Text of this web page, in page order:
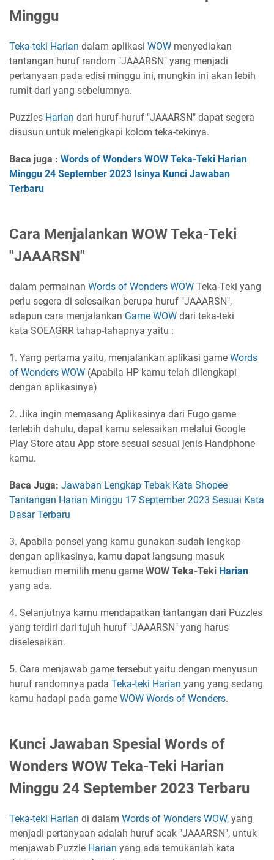
Minggu
Teka-teki Harian dalam aplikasi WOW menyediakan
tantangan huruf random "JAAARSN" yang menjadi
pertanyaan pada edisi minggu ini, mungkin ini akan lebih
rumit dari yang sebelumnya.
Puzzles Harian dari huruf-huruf "JAAARSN" dapat segera
disusun untuk melengkapi kolom teka-tekinya.
Baca juga : Words of Wonders WOW Teka-Teki Harian
Minggu 24 September 2023 Isinya Kunci Jawaban
Terbaru
Cara Menjalankan WOW Teka-Teki
"JAAARSN"
dalam permainan Words of Wonders WOW Teka-Teki yang
perlu segera di selesaikan berupa huruf "JAAARSN",
adapun cara menjalankan Game WOW dari teka-teki
kata SOEAGRR tahap-tahapnya yaitu :
1. Yang pertama yaitu, menjalankan aplikasi game Words
of Wonders WOW (Apabila HP kamu telah dilengkapi
dengan aplikasinya)
2. Jika ingin memasang Aplikasinya dari Fugo game
terlebih dahulu, dapat kamu selesaikan melalui Google
Play Store atau App store sesuai sesuai jenis Handphone
kamu.
Baca Juga: Jawaban Lengkap Tebak Kata Shopee
Tantangan Harian Minggu 17 September 2023 Sesuai Kata
Dasar Terbaru
3. Apabila ponsel yang kamu gunakan sudah lengkap
dengan aplikasinya, kamu dapat langsung masuk
kemudian memilih menu game WOW Teka-Teki Harian
yang ada.
4. Selanjutnya kamu mendapatkan tantangan dari Puzzles
yang terdiri dari tujuh huruf "JAAARSN" yang harus
diselesaikan.
5. Cara menjawab game tersebut yaitu dengan menyusun
huruf randomnya pada Teka-teki Harian yang yang sedang
kamu hadapi pada game WOW Words of Wonders.
Kunci Jawaban Spesial Words of
Wonders WOW Teka-Teki Harian
Minggu 24 September 2023 Terbaru
Teka-teki Harian di dalam Words of Wonders WOW, yang
menjadi pertanyaan adalah huruf acak "JAAARSN", untuk
menjawab Puzzle Harian yang ada temukanlah kata